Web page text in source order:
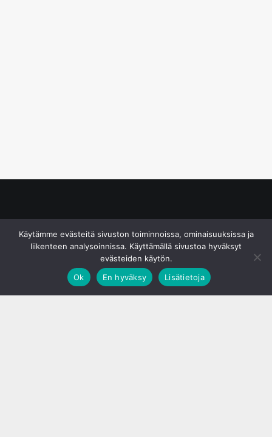
Käytämme evästeitä sivuston toiminnoissa, ominaisuuksissa ja
liikenteen analysoinnissa. Käyttämällä sivustoa hyväksyt
evästeiden käytön.
Ok
En hyväksy Lisätietoja